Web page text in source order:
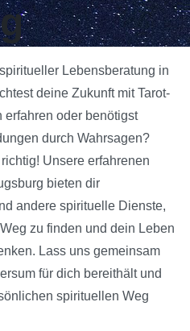
Lebensberatung in
deine Zukunft mit Tarot-
erfahren oder benötigst
durch Wahrsagen?
Unsere erfahrenen
bieten dir
andere spirituelle Dienste,
zu finden und dein Leben
Lass uns gemeinsam
für dich bereithält und
spirituellen Weg